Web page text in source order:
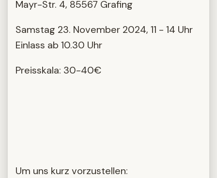
Mayr-Str. 4, 85567 Grafing
Samstag 23. November 2024, 11 - 14 Uhr
Einlass ab 10.30 Uhr
Preisskala: 30-40€
Um uns kurz vorzustellen: